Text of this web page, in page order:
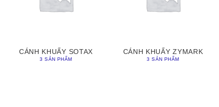
CÁNH KHUẤY SOTAX
3 SẢN PHẨM
CÁNH KHUẤY ZYMARK
3 SẢN PHẨM